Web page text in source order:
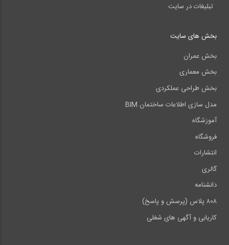
تبلیغات در سایت
بخش های سایت
بخش عمران
بخش معماری
بخش طراحی عملکردی
مدل سازی اطلاعات ساختمان BIM
آموزشگاه
فروشگاه
انتشارات
گالری
دانشنامه
۸۰۸ پلاس (پرسش و پاسخ)
کاریابی و آگهی های شغلی